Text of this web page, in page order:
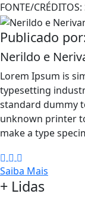
FONTE/CRÉDITOS:
Publicado
Nerildo e
Lorem Ipsum is
typesetting
standard dummy
unknown printer
make a type
Saiba Mais
+ Lidas